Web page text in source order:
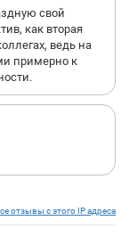
свой
как вторая
ведь на
примерно к
отзывы с этого IP адреса